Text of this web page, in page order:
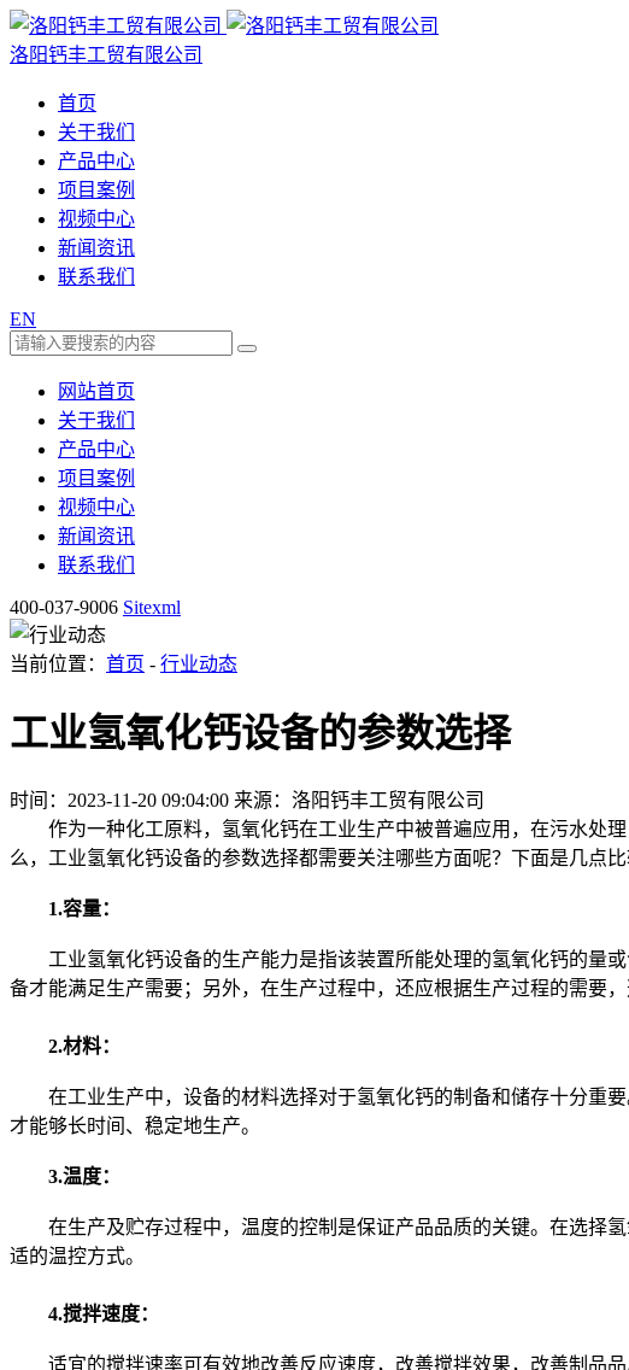
洛阳钙丰工贸有限公司
首页
关于我们
产品中心
项目案例
视频中心
新闻资讯
联系我们
EN
网站首页
关于我们
产品中心
项目案例
视频中心
新闻资讯
联系我们
400-037-9006 Sitexml
当前位置： 首页 - 行业动态
工业氢氧化钙设备的参数选择
时间：2023-11-20 09:04:00 来源：洛阳钙丰工贸有限公司
作为一种化工原料，氢氧化钙在工业生产中被普遍应用，在污水处理
么，工业氢氧化钙设备的参数选择都需要关注哪些方面呢？下面是几点比
1.容量：
工业氢氧化钙设备的生产能力是指该装置所能处理的氢氧化钙的量或
备才能满足生产需要；另外，在生产过程中，还应根据生产过程的需要
2.材料：
在工业生产中，设备的材料选择对于氢氧化钙的制备和储存十分重要
才能够长时间、稳定地生产。
3.温度：
在生产及贮存过程中，温度的控制是保证产品品质的关键。在选择氢
适的温控方式。
4.搅拌速度：
适宜的搅拌速率可有效地改善反应速度，改善搅拌效果，改善制品品